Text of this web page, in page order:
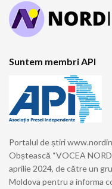
Suntem membri API
Portalul de știri
Obștească “VOCEA
aprilie 2024, de către un
Moldova pentru a informa